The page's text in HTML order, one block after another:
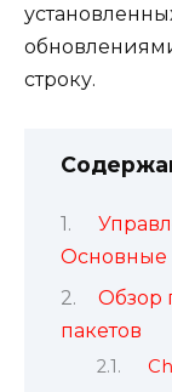
строку.
Основные
Обзор
пакетов